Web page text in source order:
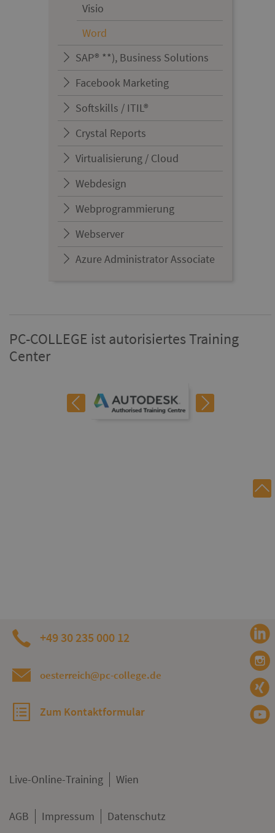
Visio
Word
SAP® **), Business Solutions
Facebook Marketing
Softskills / ITIL®
Crystal Reports
Virtualisierung / Cloud
Webdesign
Webprogrammierung
Webserver
Azure Administrator Associate
PC-COLLEGE ist autorisiertes Training
Center
+49 30 235 000 12
oesterreich@pc-college.de
Zum Kontaktformular
Live-Online-Training Wien
AGB Impressum Datenschutz